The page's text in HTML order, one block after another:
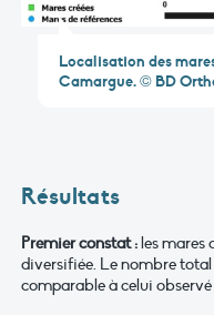
Localisation des
Camargue. © BD
Résultats
Premier constat :les mares
diversifiée. Le nombre total
comparable à celui